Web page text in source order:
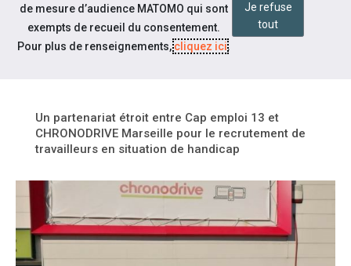
Notre actualité
ACTION EN COLLABORATION
Un partenariat étroit entre Cap emploi 13 et
CHRONODRIVE Marseille pour le recrutement de
travailleurs en situation de handicap
de mesure d’audience MATOMO qui sont
exempts de recueil du consentement.
Pour plus de renseignements,cliquez ici.
Je refuse
tout